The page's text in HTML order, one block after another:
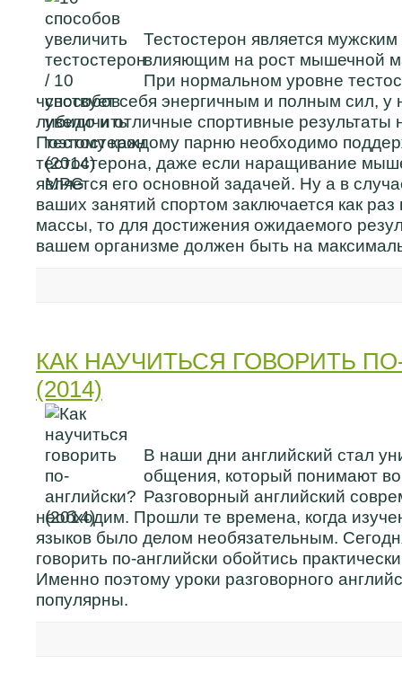
Тестостерон является
влияющим на рост мышечной
При нормальном уровне
чувствует себя энергичным и полным сил,
либидо и отличные спортивные результаты
Поэтому каждому парню необходимо
тестостерона, даже если наращивание
является его основной задачей. Ну а в
ваших занятий спортом заключается как
массы, то для достижения ожидаемого
вашем организме должен быть на
КАК НАУЧИТЬСЯ ГОВОРИТЬ
(2014)
В наши дни английский стал
общения, который понимают
Разговорный английский
необходим. Прошли те времена, когда
языков было делом необязательным.
говорить по-английски обойтись
Именно поэтому уроки разговорного
популярны.